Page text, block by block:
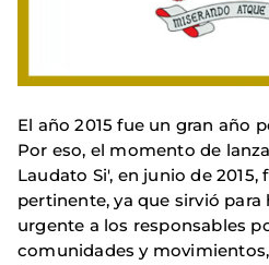
El año 2015 fue un gran año
Por eso, el momento de
Laudato Si', en junio de 2015,
pertinente, ya que sirvió
urgente a los responsables
comunidades y